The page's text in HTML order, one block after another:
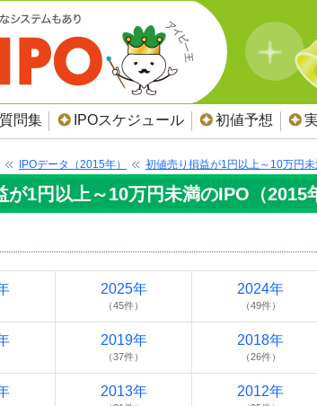
質問集 IPOスケジュール 初値予想
IPOデータ（2015年） 初値売り損益が1円以上～10万円未
が1円以上～10万円未満のIPO（2015
2025年
（45件）
2024年
（49件）
2019年
（37件）
2018年
（26件）
2013年 2012年